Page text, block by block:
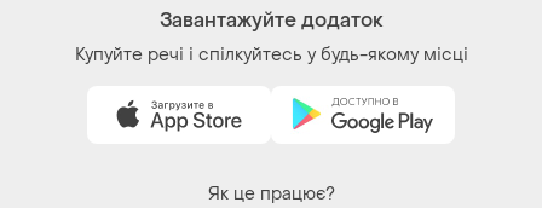
Завантажуйте додаток
Купуйте речі і спілкуйтесь у будь-якому місці
Як це працює?